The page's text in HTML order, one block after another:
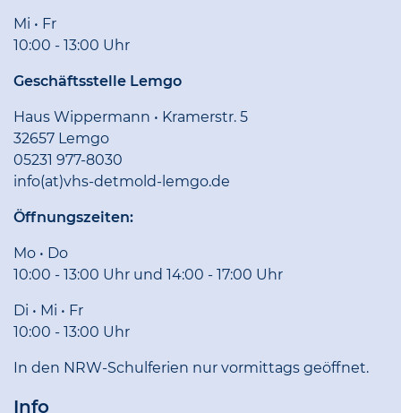
Mi • Fr
10:00 - 13:00 Uhr
Geschäftsstelle Lemgo
Haus Wippermann • Kramerstr. 5
32657 Lemgo
05231 977-8030
info(at)vhs-detmold-lemgo.de
Öffnungszeiten:
Mo • Do
10:00 - 13:00 Uhr und 14:00 - 17:00 Uhr
Di • Mi • Fr
10:00 - 13:00 Uhr
In den NRW-Schulferien nur vormittags geöffnet.
Info